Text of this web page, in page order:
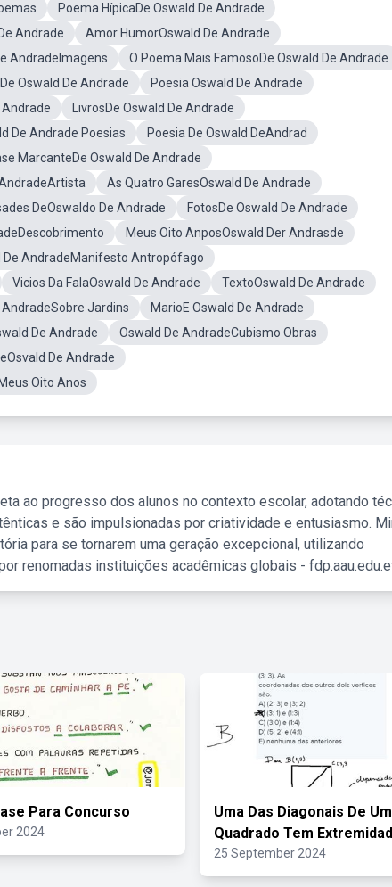
Poema HípicaDe Oswald De Andrade
Andrade
Amor HumorOswald De Andrade
AndradeImagens
O Poema Mais FamosoDe Oswald De Andrade
Oswald De Andrade
Poesia Oswald De Andrade
LivrosDe Oswald De Andrade
De Andrade Poesias
Poesia De Oswald DeAndrad
MarcanteDe Oswald De Andrade
As Quatro GaresOswald De Andrade
DeOswaldo De Andrade
FotosDe Oswald De Andrade
Meus Oito AnposOswald Der Andrasde
De AndradeManifesto Antropófago
Vicios Da FalaOswald De Andrade
TextoOswald De Andrade
AndradeSobre Jardins
MarioE Oswald De Andrade
De Andrade
Oswald De AndradeCubismo Obras
De Andrade
Oito Anos
ao progresso dos alunos no contexto escolar, adotando
e são impulsionadas por criatividade e entusiasmo.
para se tornarem uma geração excepcional, utilizando
renomadas instituições acadêmicas globais -
Para Concurso
2024
Uma Das Diagonais De Um
Quadrado Tem
25 September 2024